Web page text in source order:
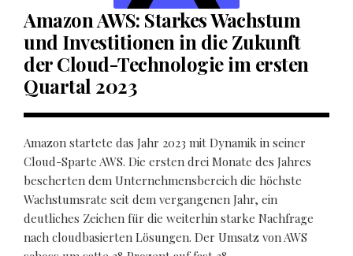
Amazon AWS: Starkes Wachstum
und Investitionen in die Zukunft
der Cloud-Technologie im ersten
Quartal 2023
Amazon startete das Jahr 2023 mit Dynamik in seiner
Cloud-Sparte AWS. Die ersten drei Monate des Jahres
bescherten dem Unternehmensbereich die höchste
Wachstumsrate seit dem vergangenen Jahr, ein
deutliches Zeichen für die weiterhin starke Nachfrage
nach cloudbasierten Lösungen. Der Umsatz von AWS